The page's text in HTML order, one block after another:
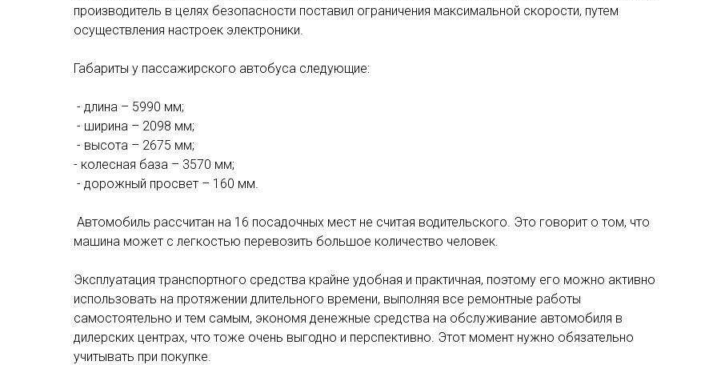
производитель в целях безопасности поставил ограничения максимальной скорости, путем
осуществления настроек электроники.
Габариты у пассажирского автобуса следующие:
- длина – 5990 мм;
- ширина – 2098 мм;
- высота – 2675 мм;
- колесная база – 3570 мм;
- дорожный просвет – 160 мм.
Автомобиль рассчитан на 16 посадочных мест не считая водительского. Это говорит о том, что
машина может с легкостью перевозить большое количество человек.
Эксплуатация транспортного средства крайне удобная и практичная, поэтому его можно активно
использовать на протяжении длительного времени, выполняя все ремонтные работы
самостоятельно и тем самым, экономя денежные средства на обслуживание автомобиля в
дилерских центрах, что тоже очень выгодно и перспективно. Этот момент нужно обязательно
учитывать при покупке.